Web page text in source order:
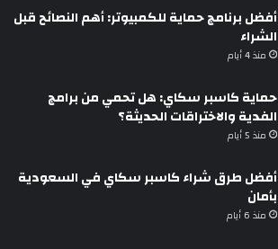
أفضل برنامج حماية للكمبيوتر: أهم النصائح قبل
الشراء
منذ 4 أيام
حماية كاسبر سكاي: هل تحمي من برامج
الفدية والاختراقات الحديثة؟
منذ 5 أيام
أفضل طرق شراء كاسبر سكاي في السعودية
بأمان
منذ 6 أيام